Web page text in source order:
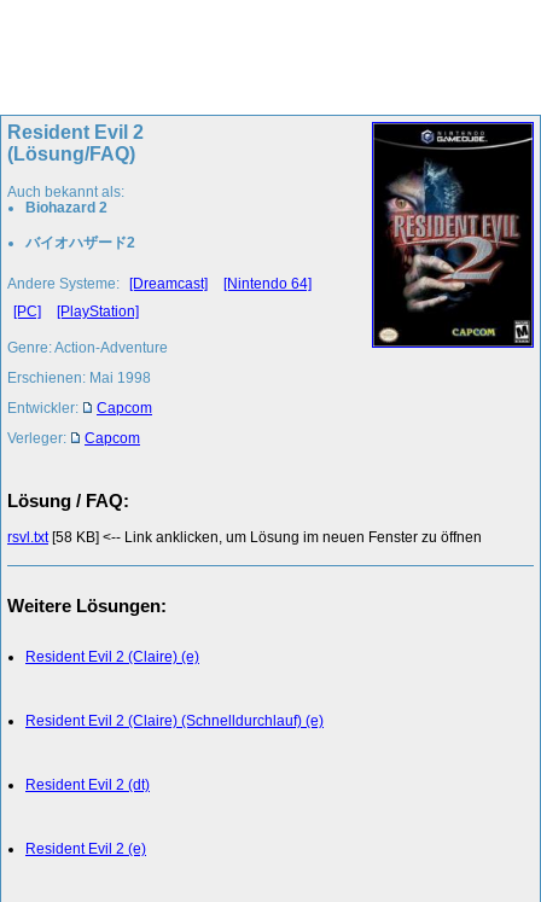
Resident Evil 2
(Lösung/FAQ)
Auch bekannt als:
Biohazard 2
バイオハザード2
Andere Systeme: [Dreamcast]
[Nintendo 64]
[PC]
[PlayStation]
Genre: Action-Adventure
Erschienen: Mai 1998
Entwickler:
Capcom
Verleger:
Capcom
Lösung / FAQ:
rsvl.txt[58 KB] <-- Link anklicken, um Lösung im neuen Fenster zu öffnen
Weitere Lösungen:
Resident Evil 2 (Claire) (e)
Resident Evil 2 (Claire) (Schnelldurchlauf) (e)
Resident Evil 2 (dt)
Resident Evil 2 (e)